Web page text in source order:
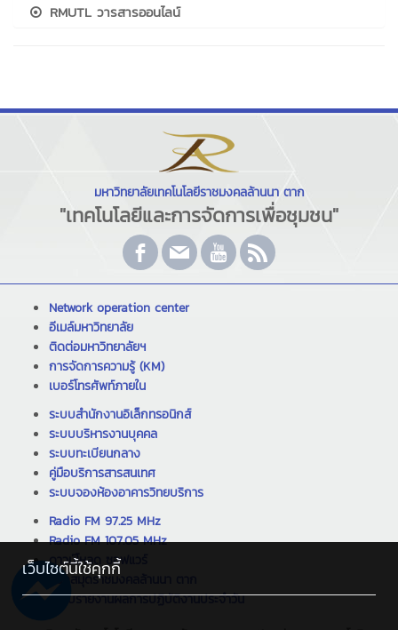
RMUTL วารสารออนไลน์
มหาวิทยาลัยเทคโนโลยีราชมงคลล้านนา ตาก
"เทคโนโลยีและการจัดการเพื่อชุมชน"
Network operation center
อีเมล์มหาวิทยาลัย
ติดต่อมหาวิทยาลัยฯ
การจัดการความรู้ (KM)
เบอร์โทรศัพท์ภายใน
ระบบสำนักงานอิเล็กทรอนิกส์
ระบบบริหารงานบุคคล
ระบบทะเบียนกลาง
คู่มือบริการสารสนเทศ
ระบบจองห้องอาคารวิทยบริการ
Radio FM 97.25 MHz
Radio FM 107.05 MHz
ดาวน์โหลด ซอฟแวร์
ห้องสมุดราชมงคลล้านนา ตาก
ระบบรายงานผลการปฏิบัติงานประจำวัน
เว็บไซต์นี้ใช้คุกกี้